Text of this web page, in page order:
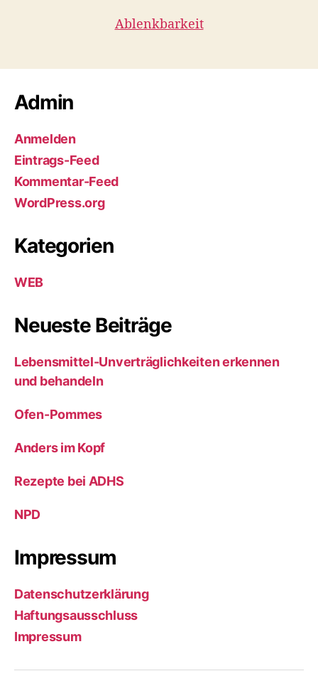
Ablenkbarkeit
Admin
Anmelden
Eintrags-Feed
Kommentar-Feed
WordPress.org
Kategorien
WEB
Neueste Beiträge
Lebensmittel-Unverträglichkeiten erkennen
und behandeln
Ofen-Pommes
Anders im Kopf
Rezepte bei ADHS
NPD
Impressum
Datenschutzerklärung
Haftungsausschluss
Impressum